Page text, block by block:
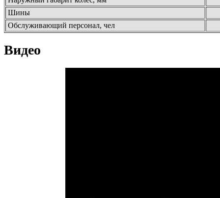
Шины
Обслуживающий персонал, чел
Видео